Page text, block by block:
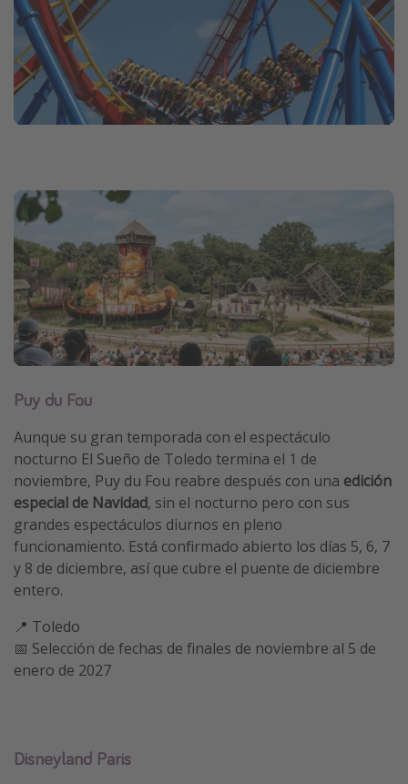
Puy du Fou
Aunque su gran temporada con el espectáculo
nocturno El Sueño de Toledo termina el 1 de
noviembre, Puy du Fou reabre después con una edición
especial de Navidad, sin el nocturno pero con sus
grandes espectáculos diurnos en pleno
funcionamiento. Está confirmado abierto los días 5, 6, 7
y 8 de diciembre, así que cubre el puente de diciembre
entero.
📍 Toledo
📅 Selección de fechas de finales de noviembre al 5 de
enero de 2027
Disneyland Paris